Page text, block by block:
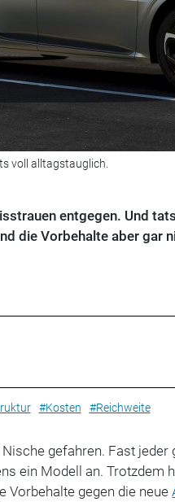
voll alltagstauglich.
entgegen. Und
die Vorbehalte aber gar
#Kosten #Reichweite
gefahren. Fast jeder
ein Modell an. Trotzdem
Vorbehalte gegen die neue